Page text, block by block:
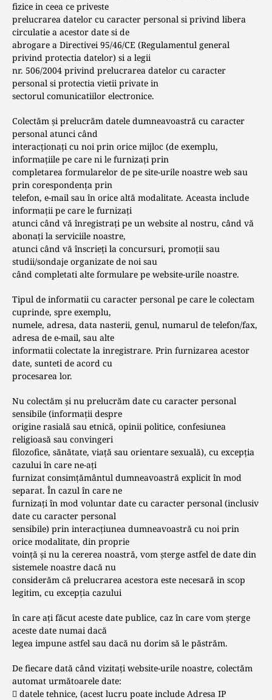
fizice in ceea ce priveste
prelucrarea datelor cu caracter personal si privind libera
circulatie a acestor date si de
abrogare a Directivei 95/46/CE (Regulamentul general
privind protectia datelor) si a legii
nr. 506/2004 privind prelucrarea datelor cu caracter
personal si protectia vietii private in
sectorul comunicatiilor electronice.
Colectăm și prelucrăm datele dumneavoastră cu caracter
personal atunci când
interacționați cu noi prin orice mijloc (de exemplu,
informațiile pe care ni le furnizați prin
completarea formularelor de pe site-urile noastre web sau
prin corespondența prin
telefon, e-mail sau în orice altă modalitate. Aceasta include
informații pe care le furnizați
atunci când vă înregistrați pe un website al nostru, când vă
abonați la serviciile noastre,
atunci când vă înscrieți la concursuri, promoții sau
studii/sondaje organizate de noi sau
când completati alte formulare pe website-urile noastre.
Tipul de informatii cu caracter personal pe care le colectam
cuprinde, spre exemplu,
numele, adresa, data nasterii, genul, numarul de telefon/fax,
adresa de e-mail, sau alte
informatii colectate la inregistrare. Prin furnizarea acestor
date, sunteti de acord cu
procesarea lor.
Nu colectăm şi nu prelucrăm date cu caracter personal
sensibile (informații despre
origine rasială sau etnică, opinii politice, confesiunea
religioasă sau convingeri
filozofice, sănătate, viață sau orientare sexuală), cu excepția
cazului în care ne-ați
furnizat consimțământul dumneavoastră explicit în mod
separat. În cazul în care ne
furnizați în mod voluntar date cu caracter personal (inclusiv
date cu caracter personal
sensibile) prin interacțiunea dumneavoastră cu noi prin
orice modalitate, din proprie
voință și nu la cererea noastră, vom șterge astfel de date din
sistemele noastre dacă nu
considerăm că prelucrarea acestora este necesară in scop
legitim, cu excepția cazului
în care ați făcut aceste date publice, caz în care vom șterge
aceste date numai dacă
legea impune astfel sau dacă nu dorim să le păstrăm.
De fiecare dată când vizitați website-urile noastre, colectăm
automat următoarele date:
 datele tehnice, (acest lucru poate include Adresa IP